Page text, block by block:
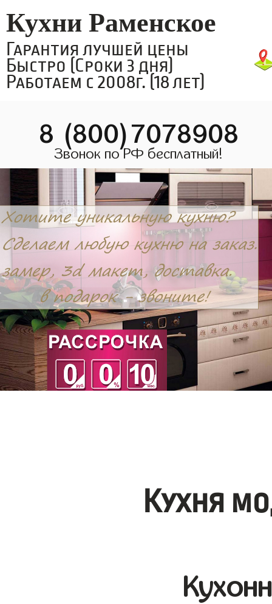
Кухни Раменское
Гарантия лучшей цены
Быстро (Сроки 3 дня)
Работаем с 2008г. (18 лет)
8 (800)7078908
Звонок по РФ бесплатный!
Кухня